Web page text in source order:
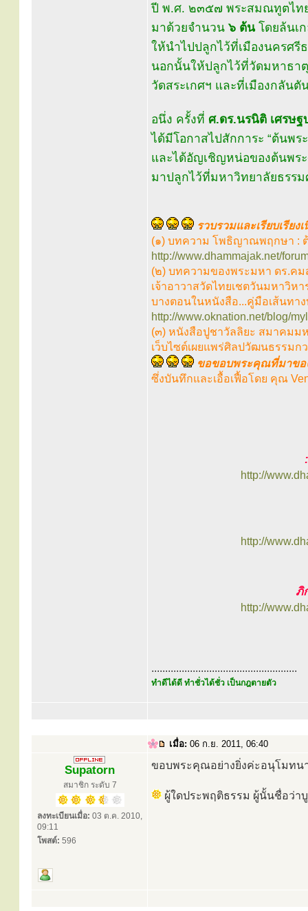
ปี พ.ศ. ๒๓๕๗ พระสมณทูตไท
มาด้วยจำนวน ๖ ต้นโดยล้นเ
ให้นำไปปลูกไว้ที่เมืองนครศรี
นอกนั้นให้ปลูกไว้ที่วัดมหาธา
วัดสระเกศฯ และที่เมืองกลันตั
อนึ่ง ครั้งที่ ศ.ดร.นรนิติ เศรษฐ
ได้มีโอกาสไปสักการะ “ต้นพร
และได้อัญเชิญหน่อของต้นพร
มาปลูกไว้ที่มหาวิทยาลัยธรร
รวบรวมและเรียบเรียง
(๑) บทความ โพธิญาณพฤกษา :
http://www.dhammajak.net/
(๒) บทความของพระมหา ดร.ค
เจ้าอาวาสวัดไทยเชตวันมหาวิหา
บางตอนในหนังสือ...คู่มือเส้นทา
http://www.oknation.net/blog/
(๓) หนังสือปูชาวัลลิยะ สมาคมม
เว็บไซต์เผยแพร่ศิลปวัฒนธรรมก
ขอขอบพระคุณที่มาขอ
ซึ่งบันทึกและเอื้อเฟื้อโดย คุณ
http://
http://
ภิ
http://
.....................................................
ทำดีได้ดี ทำชั่วได้ชั่ว เป็นกฎตายตัว
เมื่อ: 06 ก.ย. 2011, 06:40
Supatorn
สมาชิก ระดับ 7
ลงทะเบียนเมื่อ: 03 ต.ค. 2010,
09:11
โพสต์: 596
ขอบพระคุณอย่างยิ่งค่ะอนุโมทน
ผู้ใดประพฤติธรรม ผู้นั้นชื่อว่า